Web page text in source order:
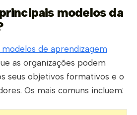
modelos da
de aprendizagem
as organizações podem
seus objetivos formativos e o
Os mais comuns incluem: